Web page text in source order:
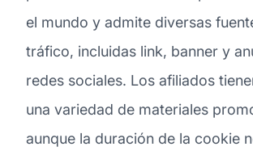
el mundo y admite diversas
tráfico, incluidas link, banner y
redes sociales. Los afiliados
una variedad de materiales
aunque la duración de la cookie